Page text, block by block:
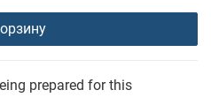
prepared for this